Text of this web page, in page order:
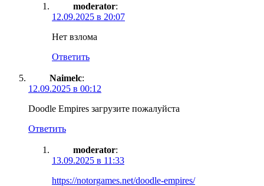
moderator:
12.09.2025 в 20:07
Нет взлома
Ответить
Naimelc:
12.09.2025 в 00:12
Doodle Empires загрузите пожалуйста
Ответить
moderator:
13.09.2025 в 11:33
https://notorgames.net/doodle-empires/